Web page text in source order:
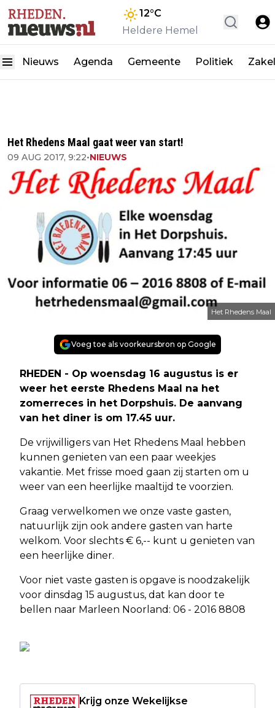
12°C
Heldere Hemel
Nieuws Agenda Gemeente Politiek
Het Rhedens Maal gaat weer van start!
09 AUG 2017, 9:22•NIEUWS
Het Rhedens Maal
Voeg toe als voorkeursbron op Google
RHEDEN - Op woensdag 16 augustus is er
weer het eerste Rhedens Maal na het
zomerreces in het Dorpshuis. De aanvang
van het diner is om 17.45 uur.
De vrijwilligers van Het Rhedens Maal hebben
kunnen genieten van een paar weekjes
vakantie. Met frisse moed gaan zij starten om u
weer van een heerlijke maaltijd te voorzien.
Graag verwelkomen we onze vaste gasten,
natuurlijk zijn ook andere gasten van harte
welkom. Voor slechts € 6,-- kunt u genieten van
een heerlijke diner.
Voor niet vaste gasten is opgave is noodzakelijk
voor dinsdag 15 augustus, dat kan door te
bellen naar Marleen Noorland: 06 - 2016 8808
Krijg onze Wekelijkse